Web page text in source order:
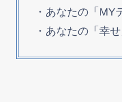
・あなたの「MY
・あなたの「幸